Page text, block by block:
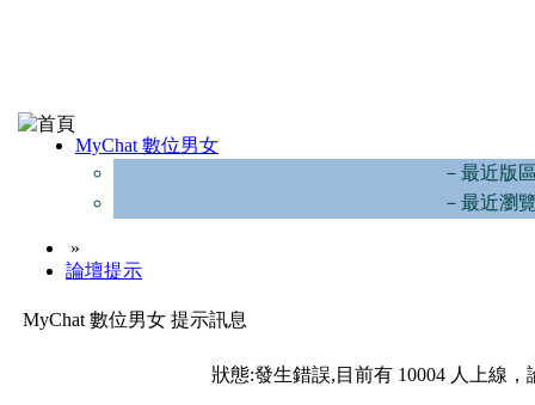
MyChat 數位男女
－最近版
－最近瀏
»
論壇提示
MyChat 數位男女 提示訊息
狀態:發生錯誤,目前有 10004 人上線